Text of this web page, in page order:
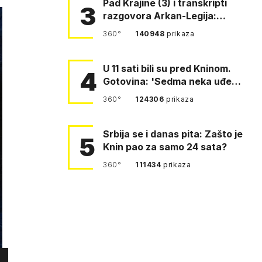
3
Pad Krajine (3) i transkripti
razgovora Arkan-Legija:
'Čujem, prelazite ustašam…
360° 140948prikaza
4 U 11 sati bili su pred Kninom.
Gotovina: 'Sedma neka uđe,
4. gardijska neka g…
360° 124306prikaza
5
Srbija se i danas pita: Zašto je
Knin pao za samo 24 sata?
360° 111434prikaza